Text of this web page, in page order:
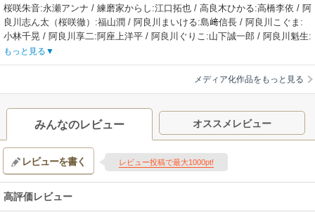
桜咲朱音:永瀬アンナ / 練磨家からし:江口拓也 / 高良木ひかる:高橋李依 / 阿
良川志ん太（桜咲徹）:福山潤 / 阿良川まいける:島﨑信長 / 阿良川こぐま:
小林千晃 / 阿良川享二:阿座上洋平 / 阿良川ぐりこ:山下誠一郎 / 阿良川魁生:
塩野瑛久 / 阿良川全生:立木文彦 / 阿良川一剣:平田広明 / 桜咲真幸:伊藤静 /
吉乃紗季:小夏ゆみこ / 樫尾広久:岩崎諒太
その身一つで、芸を極めよ――幼い頃から噺家の父・阿良川志ん太（あら
かわしんた）の背中を見てその魔法のような落語に魅せられていた桜咲朱
音（おうさきあかね）は父が真打昇進をかけて挑んだ大一番の舞台で、衝
撃的な事件を目撃する。6年後――そこには、落語界の最高位“真打”を目指
して突き進む高校生になった朱音の姿があった。話芸の極致で噺家たちが
鎬を削る、本格落語ものがたり――ここに開幕!!
制作会社】
ゼクシズ
スタッフ情報】
もっと見る
メディア化作品をもっと見る
みんなのレビュー オススメレビュー
レビューを書く レビュー投稿で最大1000pt!
高評価レビュー